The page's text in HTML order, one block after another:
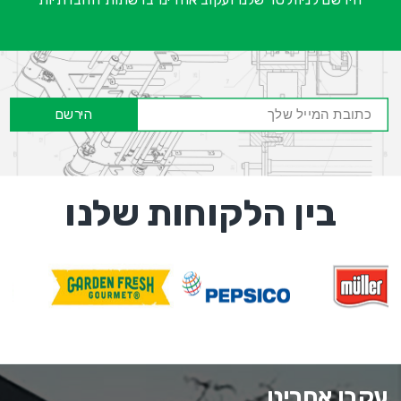
הירשם
בין הלקוחות שלנו